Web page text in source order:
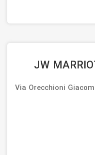
Via Orecchioni